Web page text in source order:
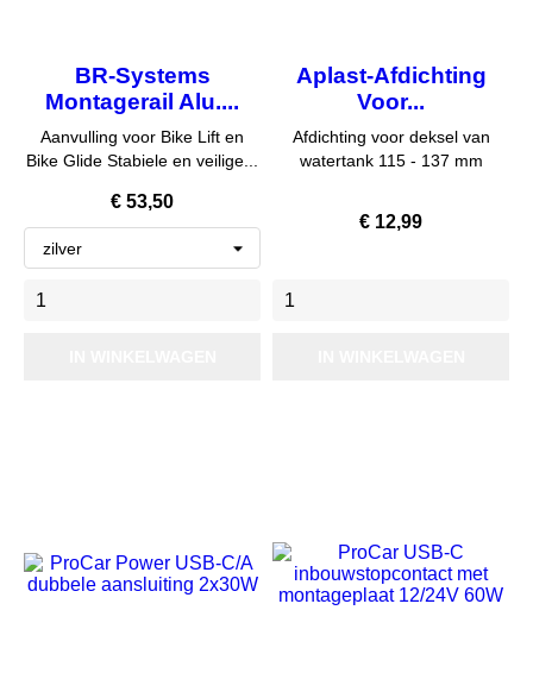
BR-Systems
Montagerail Alu....
Aanvulling voor Bike Lift en
Bike Glide Stabiele en veilige...
Prijs
€ 53,50
Aplast-Afdichting
Voor...
Afdichting voor deksel van
watertank 115 - 137 mm
Prijs
€ 12,99